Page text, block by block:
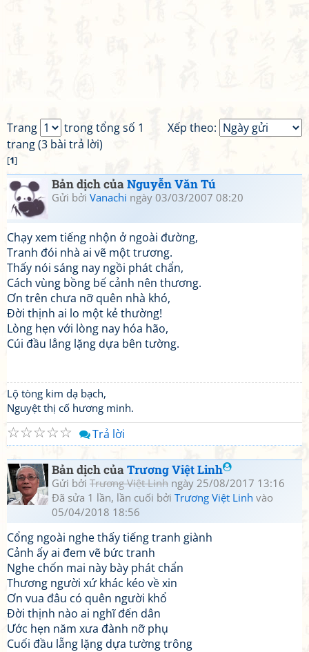
Xếp theo:
Trang
trong tổng số 1
trang (3 bài trả lời)
[1]
Bản dịch củaNguyễn Văn Tú
Gửi bởi Vanachi ngày 03/03/2007 08:20
Chạy xem tiếng nhộn ở ngoài đường,
Tranh đói nhà ai vẽ một trương.
Thấy nói sáng nay ngồi phát chẩn,
Cách vùng bồng bế cảnh nên thương.
Ơn trên chưa nỡ quên nhà khó,
Đời thịnh ai lo một kẻ thường!
Lòng hẹn với lòng nay hóa hão,
Cúi đầu lẳng lặng dựa bên tường.
Lộ tòng kim dạ bạch,
Nguyệt thị cố hương minh.
☆
☆
☆
☆
☆ Trả lời
Bản dịch củaTrương Việt Linh
Gửi bởi Trương Việt Linh ngày 25/08/2017 13:16
Đã sửa 1 lần, lần cuối bởi Trương Việt Linh vào
05/04/2018 18:56
Cổng ngoài nghe thấy tiếng tranh giành
Cảnh ấy ai đem vẽ bức tranh
Nghe chốn mai này bày phát chẩn
Thương người xứ khác kéo về xin
Ơn vua đâu có quên người khổ
Đời thịnh nào ai nghĩ đến dân
Ước hẹn năm xưa đành nỡ phụ
Cuối đầu lẵng lặng dựa tường trông